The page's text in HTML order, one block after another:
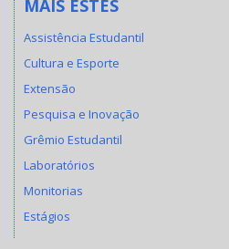
MAIS ESTES
Assistência Estudantil
Cultura e Esporte
Extensão
Pesquisa e Inovação
Grêmio Estudantil
Laboratórios
Monitorias
Estágios